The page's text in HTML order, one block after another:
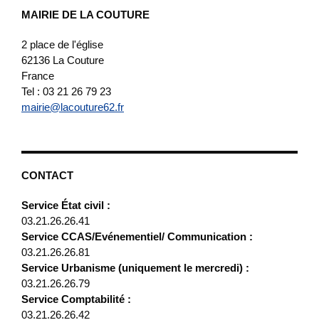
MAIRIE DE LA COUTURE
2 place de l'église
62136 La Couture
France
Tel : 03 21 26 79 23
mairie@lacouture62.fr
CONTACT
Service État civil :
03.21.26.26.41
Service CCAS/Evénementiel/ Communication :
03.21.26.26.81
Service Urbanisme (uniquement le mercredi) :
03.21.26.26.79
Service Comptabilité :
03.21.26.26.42